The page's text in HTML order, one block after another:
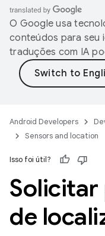
O Google usa
conteúdos para seu
traduções com IA
Android Developers
Sensors and location
Isso foi útil?
Solicitar
de